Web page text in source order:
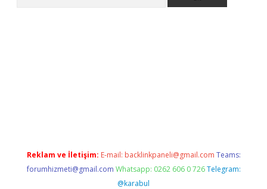
Reklam ve İletişim: E-mail: backlinkpaneli@gmail.com Teams:
forumhizmeti@gmail.com Whatsapp: 0262 606 0 726 Telegram:
@karabul